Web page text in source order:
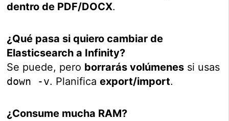
dentro de PDF/DOCX.
¿Qué pasa si quiero cambiar de
Elasticsearch a Infinity?
Se puede, pero borrarás volúmenes si usas
down -v. Planificaexport/import.
¿Consume mucha RAM?